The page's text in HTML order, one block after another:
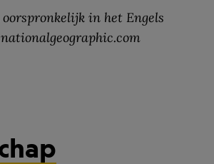
in het Engels